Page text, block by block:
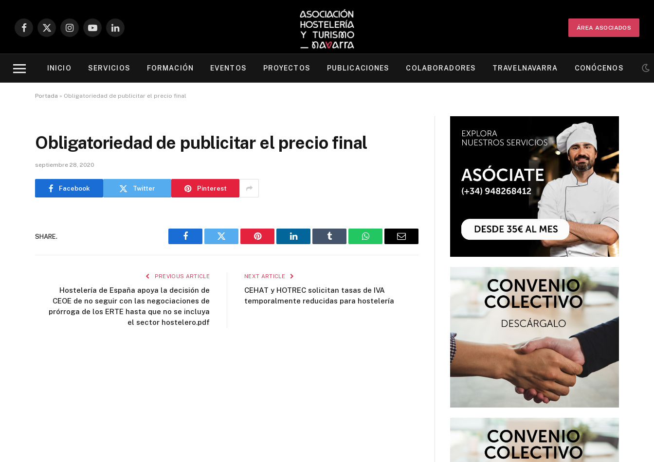
Facebook
X
InstagramYouTubeLinkedIn
ÁREA ASOCIADOS
INICIO SERVICIOS FORMACIÓN EVENTOS PROYECTOS PUBLICACIONES COLABORADORES TRAVELNAVARRA CONÓCENOS
Portada » Obligatoriedad de publicitar el precio final
Obligatoriedad de publicitar el precio final
septiembre 28, 2020
Facebook Twitter Pinterest
SHARE.
Facebook Twitter Pinterest LinkedIn Tumblr WhatsAppEmail
PREVIOUS ARTICLE
Hostelería de España apoya la decisión de
CEOE de no seguir con las negociaciones de
prórroga de los ERTE hasta que no se incluya
el sector hostelero.pdf
NEXT ARTICLE
CEHAT y HOTREC solicitan tasas de IVA
temporalmente reducidas para hostelería